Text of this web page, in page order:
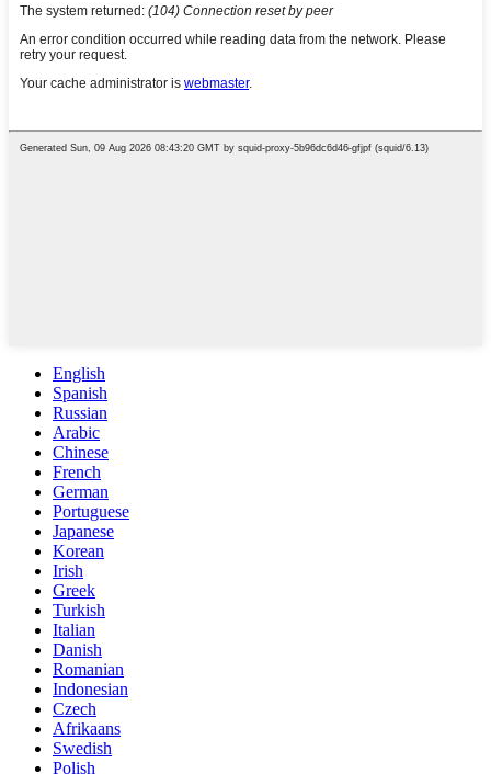
English
Spanish
Russian
Arabic
Chinese
French
German
Portuguese
Japanese
Korean
Irish
Greek
Turkish
Italian
Danish
Romanian
Indonesian
Czech
Afrikaans
Swedish
Polish